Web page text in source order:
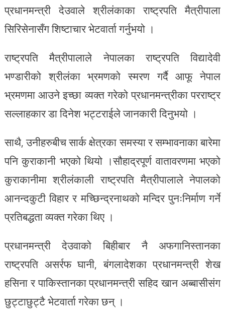
प्रधानमन्त्री देउवाले श्रीलंकाका राष्ट्रपति मैत्रीपाला
सिरिसेनासँग शिष्टाचार भेटवार्ता गर्नुभयो ।
राष्ट्रपति मैत्रीपालाले नेपालका राष्ट्रपति विद्यादेवी
भण्डारीको श्रीलंका भ्रमणको स्मरण गर्दै आफू नेपाल
भ्रमणमा आउने इच्छा व्यक्त गरेको प्रधानमन्त्रीका परराष्ट्र
सल्लाहकार डा दिनेश भट्टराईले जानकारी दिनुभयो ।
साथै, उनीहरुबीच सार्क क्षेत्रका समस्या र सम्भावनाका बारेमा
पनि कुराकानी भएको थियो ।सौहाद्रपूर्ण वातावरणमा भएको
कुराकानीमा श्रीलंकाली राष्ट्रपति मैत्रीपालाले नेपालको
आनन्दकुटी विहार र मच्छिन्द्रनाथको मन्दिर पुनःनिर्माण गर्ने
प्रतिबद्धता व्यक्त गरेका थिए ।
प्रधानमन्त्री देउवाको बिहीबार नै अफगानिस्तानका
राष्ट्रपति असर्रफ घानी, बंगलादेशका प्रधानमन्त्री शेख
हसिना र पाकिस्तानका प्रधानमन्त्री सहिद खान अब्बासीसंग
छुट्टाछुट्टै भेटवार्ता गरेका छन् ।